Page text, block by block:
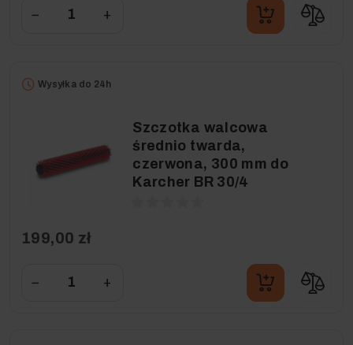
− +
Wysyłka do 24h
Szczotka walcowa
średnio twarda,
czerwona, 300 mm do
Karcher BR 30/4
199,00 zł
− +